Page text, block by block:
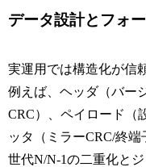
データ設計とフォ
実運用では構造化が信
例えば、ヘッダ（バー
CRC）、ペイロード（
ッタ（ミラーCRC/終端
世代N/N-1の二重化と